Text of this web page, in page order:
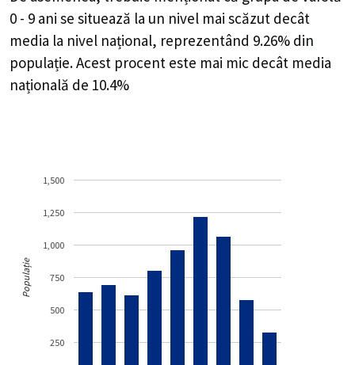
0 - 9 ani se situează la un nivel mai scăzut decât
media la nivel național, reprezentând 9.26% din
populație. Acest procent este mai mic decât media
națională de 10.4%
250
500
750
1,000
1,250
1,500
Populație